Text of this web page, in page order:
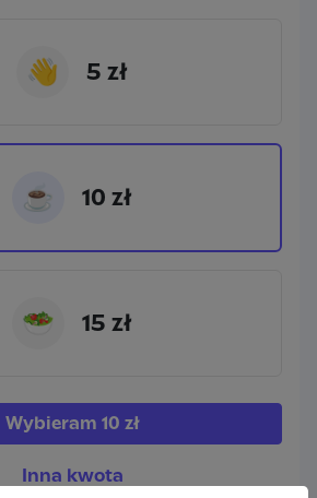
👋 5 zł
☕ 10 zł
🥗 15 zł
Wybieram 10 zł
Inna kwota